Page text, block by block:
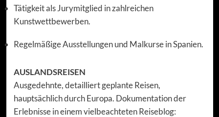
Tätigkeit als Jurymitglied in zahlreichen
Kunstwettbewerben.
Regelmäßige Ausstellungen und Malkurse in Spanien.
AUSLANDSREISEN
Ausgedehnte, detailliert geplante Reisen,
hauptsächlich durch Europa. Dokumentation der
Erlebnisse in einem vielbeachteten Reiseblog: